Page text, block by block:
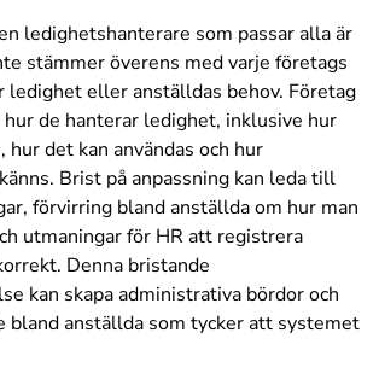
ledighetshanterare som passar alla är
stämmer överens med varje företags
ledighet eller anställdas behov. Företag
de hanterar ledighet, inklusive hur
det kan användas och hur
Brist på anpassning kan leda till
förvirring bland anställda om hur man
utmaningar för HR att registrera
Denna bristande
kan skapa administrativa bördor och
bland anställda som tycker att systemet